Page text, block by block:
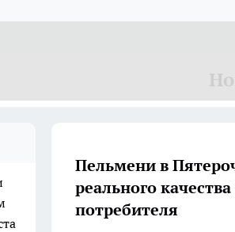
Пельмени в
реального
потребителя